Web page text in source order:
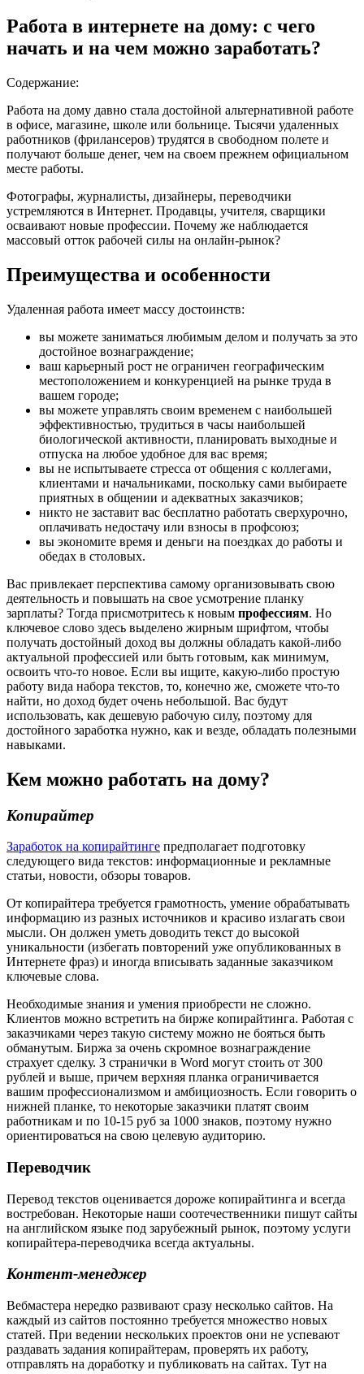
Работа в интернете на дому: с чего
начать и на чем можно заработать?
Содержание:
Работа на дому давно стала достойной альтернативной работе
в офисе, магазине, школе или больнице. Тысячи удаленных
работников (фрилансеров) трудятся в свободном полете и
получают больше денег, чем на своем прежнем официальном
месте работы.
Фотографы, журналисты, дизайнеры, переводчики
устремляются в Интернет. Продавцы, учителя, сварщики
осваивают новые профессии. Почему же наблюдается
массовый отток рабочей силы на онлайн-рынок?
Преимущества и особенности
Удаленная работа имеет массу достоинств:
вы можете заниматься любимым делом и получать за это
достойное вознаграждение;
ваш карьерный рост не ограничен географическим
местоположением и конкуренцией на рынке труда в
вашем городе;
вы можете управлять своим временем с наибольшей
эффективностью, трудиться в часы наибольшей
биологической активности, планировать выходные и
отпуска на любое удобное для вас время;
вы не испытываете стресса от общения с коллегами,
клиентами и начальниками, поскольку сами выбираете
приятных в общении и адекватных заказчиков;
никто не заставит вас бесплатно работать сверхурочно,
оплачивать недостачу или взносы в профсоюз;
вы экономите время и деньги на поездках до работы и
обедах в столовых.
Вас привлекает перспектива самому организовывать свою
деятельность и повышать на свое усмотрение планку
зарплаты? Тогда присмотритесь к новым профессиям. Но
ключевое слово здесь выделено жирным шрифтом, чтобы
получать достойный доход вы должны обладать какой-либо
актуальной профессией или быть готовым, как минимум,
освоить что-то новое. Если вы ищите, какую-либо простую
работу вида набора текстов, то, конечно же, сможете что-то
найти, но доход будет очень небольшой. Вас будут
использовать, как дешевую рабочую силу, поэтому для
достойного заработка нужно, как и везде, обладать полезными
навыками.
Кем можно работать на дому?
Копирайтер
Заработок на копирайтинге предполагает подготовку
следующего вида текстов: информационные и рекламные
статьи, новости, обзоры товаров.
От копирайтера требуется грамотность, умение обрабатывать
информацию из разных источников и красиво излагать свои
мысли. Он должен уметь доводить текст до высокой
уникальности (избегать повторений уже опубликованных в
Интернете фраз) и иногда вписывать заданные заказчиком
ключевые слова.
Необходимые знания и умения приобрести не сложно.
Клиентов можно встретить на бирже копирайтинга. Работая с
заказчиками через такую систему можно не бояться быть
обманутым. Биржа за очень скромное вознаграждение
страхует сделку. 3 странички в Word могут стоить от 300
рублей и выше, причем верхняя планка ограничивается
вашим профессионализмом и амбициозность. Если говорить о
нижней планке, то некоторые заказчики платят своим
работникам и по 10-15 руб за 1000 знаков, поэтому нужно
ориентироваться на свою целевую аудиторию.
Переводчик
Перевод текстов оценивается дороже копирайтинга и всегда
востребован. Некоторые наши соотечественники пишут сайты
на английском языке под зарубежный рынок, поэтому услуги
копирайтера-переводчика всегда актуальны.
Контент-менеджер
Вебмастера нередко развивают сразу несколько сайтов. На
каждый из сайтов постоянно требуется множество новых
статей. При ведении нескольких проектов они не успевают
раздавать задания копирайтерам, проверять их работу,
отправлять на доработку и публиковать на сайтах. Тут на